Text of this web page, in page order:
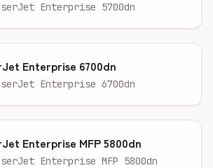
Enterprise 5700dn
Enterprise 6700dn
Enterprise 6700dn
Enterprise MFP 5800dn
Enterprise MFP 5800dn